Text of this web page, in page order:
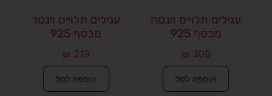
עגילים תלויים וונסה
מכסף 925
₪ 309
הוספה לסל
עגילים תלויים וינטר
מכסף 925
₪ 219
הוספה לסל